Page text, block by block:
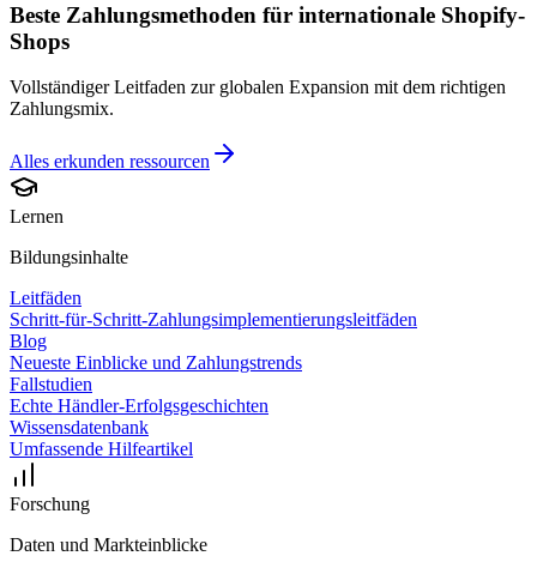
Beste Zahlungsmethoden für internationale Shopify-
Shops
Vollständiger Leitfaden zur globalen Expansion mit dem richtigen
Zahlungsmix.
Alles erkunden ressourcen
Lernen
Bildungsinhalte
Leitfäden
Schritt-für-Schritt-Zahlungsimplementierungsleitfäden
Blog
Neueste Einblicke und Zahlungstrends
Fallstudien
Echte Händler-Erfolgsgeschichten
Wissensdatenbank
Umfassende Hilfeartikel
Forschung
Daten und Markteinblicke